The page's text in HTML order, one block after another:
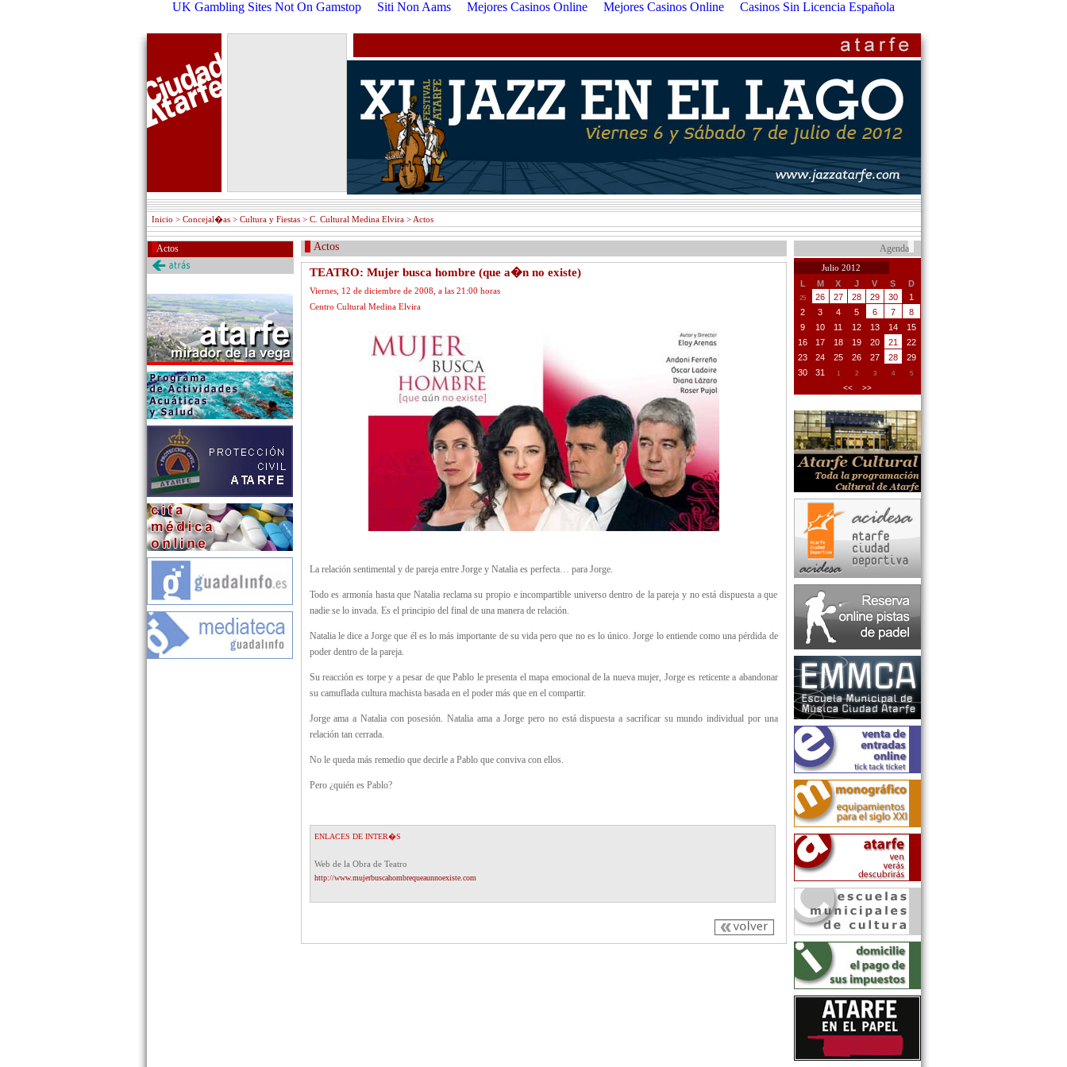
UK Gambling Sites Not On Gamstop Siti Non Aams Mejores Casinos Online Mejores Casinos Online Casinos Sin Licencia Española
Inicio > Concejal�as > Cultura y Fiestas > C. Cultural Medina Elvira > Actos
Actos Actos
TEATRO: Mujer busca hombre (que a�n no existe)
Viernes, 12 de diciembre de 2008, a las 21:00 horas
Centro Cultural Medina Elvira
La relación sentimental y de pareja entre Jorge y Natalia es perfecta… para Jorge.
Todo es armonía hasta que Natalia reclama su propio e incompartible universo dentro de la pareja y no está dispuesta a que
nadie se lo invada. Es el principio del final de una manera de relación.
Natalia le dice a Jorge que él es lo más importante de su vida pero que no es lo único. Jorge lo entiende como una pérdida de
poder dentro de la pareja.
Su reacción es torpe y a pesar de que Pablo le presenta el mapa emocional de la nueva mujer, Jorge es reticente a abandonar
su camuflada cultura machista basada en el poder más que en el compartir.
Jorge ama a Natalia con posesión. Natalia ama a Jorge pero no está dispuesta a sacrificar su mundo individual por una
relación tan cerrada.
No le queda más remedio que decirle a Pablo que conviva con ellos.
Pero ¿quién es Pablo?
ENLACES DE INTER�S
Web de la Obra de Teatro
http://www.mujerbuscahombrequeaunnoexiste.com
Agenda
Julio 2012
L
M X J V S D
25 26 27 28 29 30
1
2
3 4 5 6 7
8
9
10 11 12 13 14
15
16
17 18 19 20 21
22
23
24 25 26 27 28
29
30
31 1 2 3 4 5
<< >>